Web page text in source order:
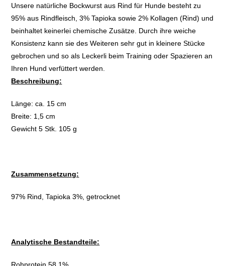
Unsere natürliche Bockwurst aus Rind für Hunde besteht zu
95% aus Rindfleisch, 3% Tapioka sowie 2% Kollagen (Rind) und
beinhaltet keinerlei chemische Zusätze. Durch ihre weiche
Konsistenz kann sie des Weiteren sehr gut in kleinere Stücke
gebrochen und so als Leckerli beim Training oder Spazieren an
Ihren Hund verfüttert werden.
Beschreibung:
Länge: ca. 15 cm
Breite: 1,5 cm
Gewicht 5 Stk. 105 g
Zusammensetzung:
97% Rind, Tapioka 3%, getrocknet
Analytische Bestandteile: